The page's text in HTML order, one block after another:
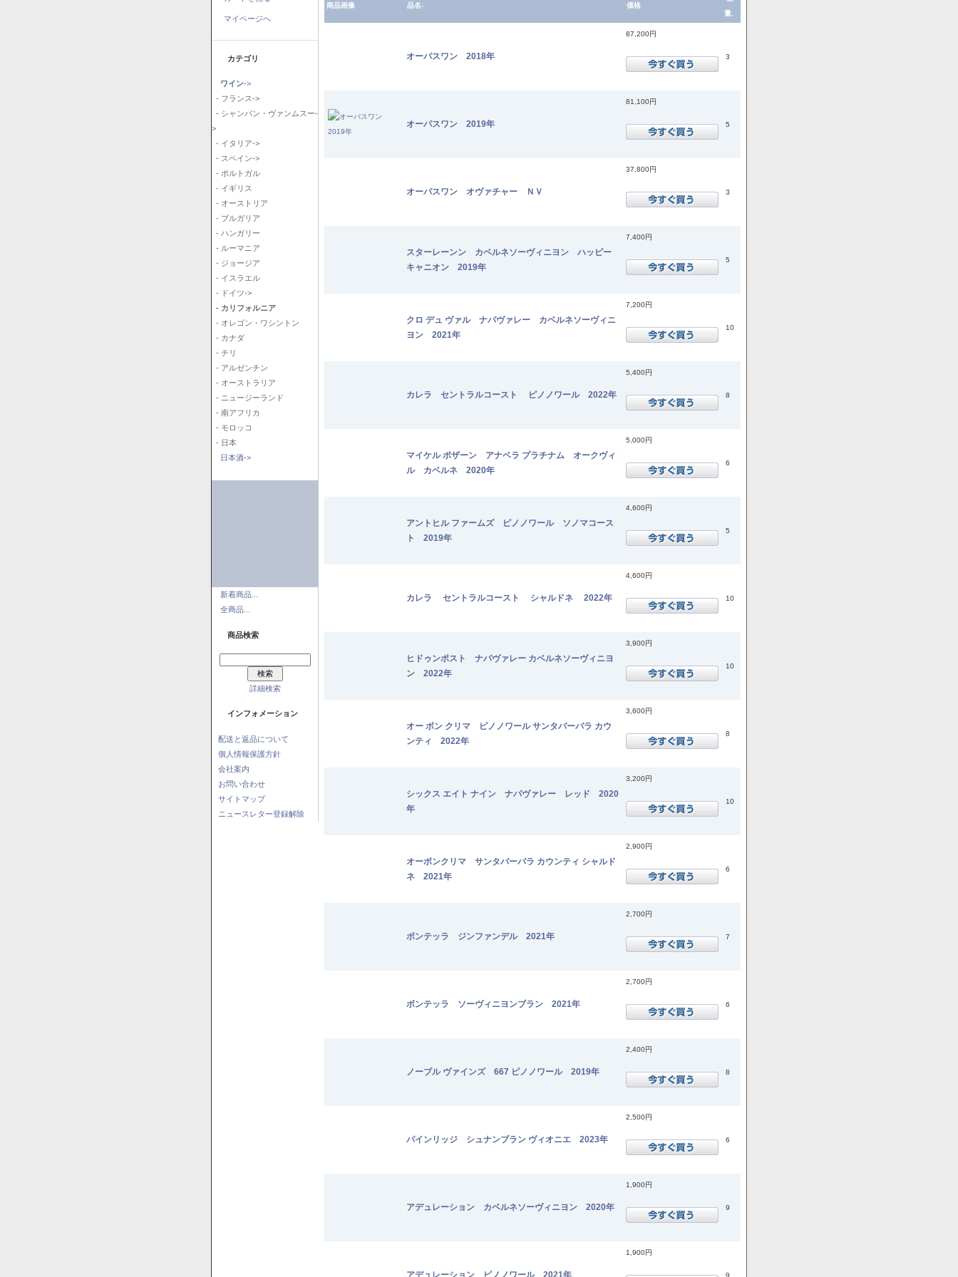
マイページへ
カテゴリ
ワイン->
- フランス->
- シャンパン・ヴァンムスー-
>
- イタリア->
- スペイン->
- ポルトガル
- イギリス
- オーストリア
- ブルガリア
- ハンガリー
- ルーマニア
- ジョージア
- イスラエル
- ドイツ->
- カリフォルニア
- オレゴン・ワシントン
- カナダ
- チリ
- アルゼンチン
- オーストラリア
- ニュージーランド
- 南アフリカ
- モロッコ
- 日本
日本酒->
新着商品...
全商品...
商品検索
詳細検索
インフォメーション
配送と返品について
個人情報保護方針
会社案内
お問い合わせ
サイトマップ
ニュースレター登録解除
商品画像 品名- 価格
量.
オーパスワン 2018年
87,200円
3
オーパスワン 2019年
81,100円
5
オーパスワン オヴァチャー ＮＶ
37,800円
3
スターレーンン カベルネソーヴィニヨン ハッピー
キャニオン 2019年
7,400円
5
クロ デュ ヴァル ナパヴァレー カベルネソーヴィニ
ヨン 2021年
7,200円
10
カレラ セントラルコースト ピノノワール 2022年
5,400円
8
マイケル ポザーン アナベラ プラチナム オークヴィ
ル カベルネ 2020年
5,000円
6
アントヒル ファームズ ピノノワール ソノマコース
ト 2019年
4,600円
5
カレラ セントラルコースト シャルドネ 2022年
4,600円
10
ヒドゥンポスト ナパヴァレー カベルネソーヴィニヨ
ン 2022年
3,900円
10
オー ボン クリマ ピノノワール サンタバーバラ カウ
ンティ 2022年
3,600円
8
シックス エイト ナイン ナパヴァレー レッド 2020
年
3,200円
10
オーボンクリマ サンタバーバラ カウンティ シャルド
ネ 2021年
2,900円
6
ボンテッラ ジンファンデル 2021年
2,700円
7
ボンテッラ ソーヴィニヨンブラン 2021年
2,700円
6
ノーブル ヴァインズ 667 ピノノワール 2019年
2,400円
8
パインリッジ シュナンブラン ヴィオニエ 2023年
2,500円
6
アデュレーション カベルネソーヴィニヨン 2020年
1,900円
9
アデュレーション ピノノワール 2021年
1,900円
9